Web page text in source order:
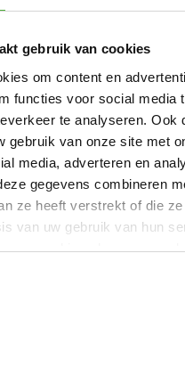
gebruik van cookies
om content en
functies voor social media
te analyseren. Ook
gebruik van onze site met
media, adverteren en
gegevens combineren
ze heeft verstrekt of die
van uw gebruik van hun
cookies als u onze
M